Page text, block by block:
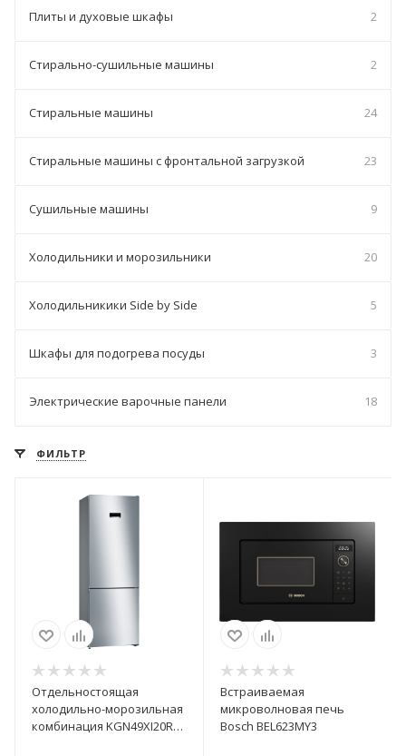
Плиты и духовые шкафы 2
Стирально-сушильные машины 2
Стиральные машины 24
Стиральные машины с фронтальной загрузкой 23
Сушильные машины 9
Холодильники и морозильники 20
Холодильникики Side by Side 5
Шкафы для подогрева посуды 3
Электрические варочные панели 18
ФИЛЬТР
Отдельностоящая
холодильно-морозильная
комбинация KGN49XI20R
Встраиваемая
микроволновая печь
Bosch BEL623MY3